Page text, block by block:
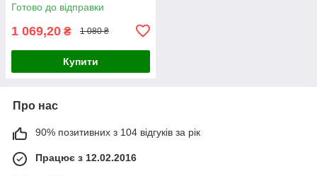
Готово до відправки
1 069,20 ₴ 1 080 ₴
Купити
Про нас
90% позитивних з 104 відгуків за рік
Працює з 12.02.2016